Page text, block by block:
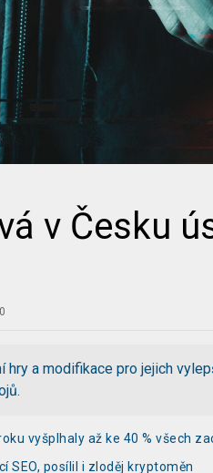
v Česku
0
hry a modifikace pro jejich
vyšplhaly až ke 40 % všech
SEO, posílil i zloděj kryptoměn